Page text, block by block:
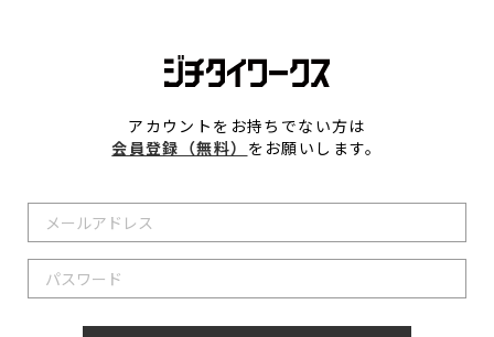
アカウントをお持ちでない方は
会員登録（無料） をお願いします。